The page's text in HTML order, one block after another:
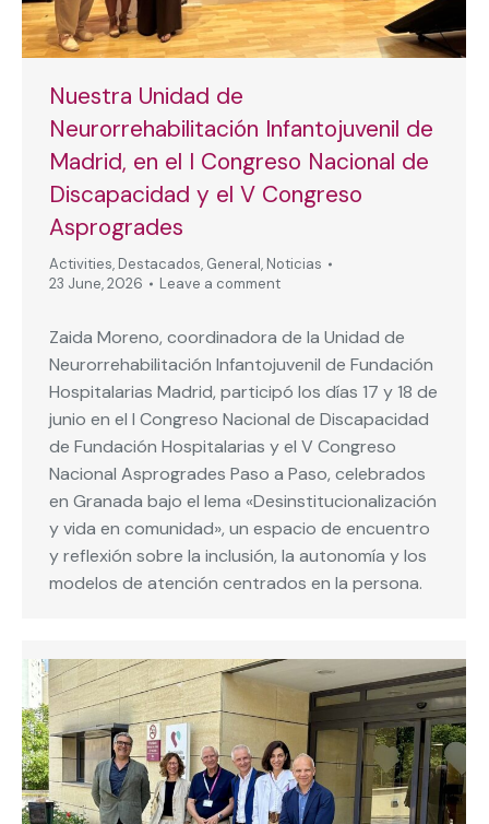
Nuestra Unidad de
Neurorrehabilitación Infantojuvenil de
Madrid, en el I Congreso Nacional de
Discapacidad y el V Congreso
Asprogrades
Activities, Destacados, General, Noticias
23 June, 2026
Leave a comment
Zaida Moreno, coordinadora de la Unidad de
Neurorrehabilitación Infantojuvenil de Fundación
Hospitalarias Madrid, participó los días 17 y 18 de
junio en el I Congreso Nacional de Discapacidad
de Fundación Hospitalarias y el V Congreso
Nacional Asprogrades Paso a Paso, celebrados
en Granada bajo el lema «Desinstitucionalización
y vida en comunidad», un espacio de encuentro
y reflexión sobre la inclusión, la autonomía y los
modelos de atención centrados en la persona.